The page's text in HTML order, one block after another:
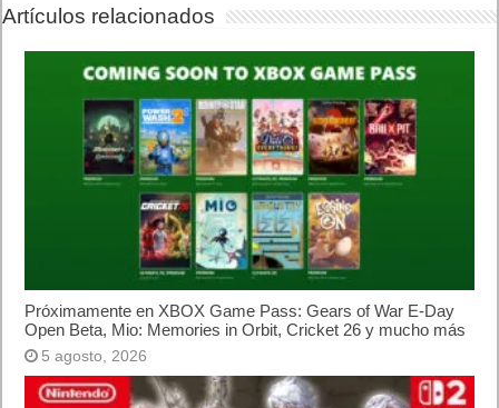
Artículos relacionados
Próximamente en XBOX Game Pass: Gears of War E-Day
Open Beta, Mio: Memories in Orbit, Cricket 26 y mucho más
5 agosto, 2026